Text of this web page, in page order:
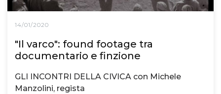
14/01/2020
"Il varco": found footage tra
documentario e finzione
GLI INCONTRI DELLA CIVICA con Michele
Manzolini, regista